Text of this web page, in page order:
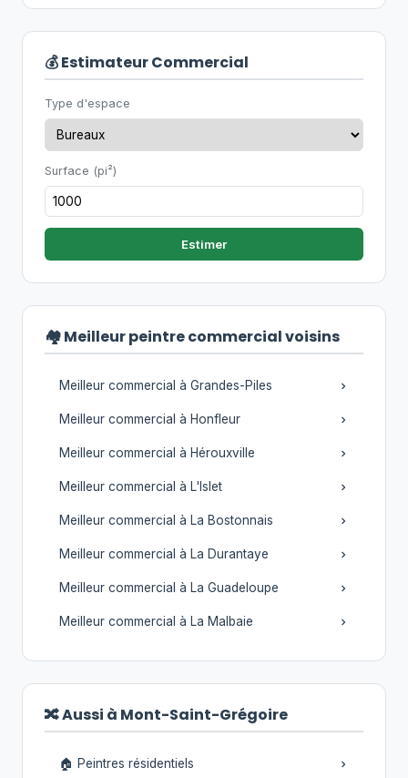
💰 Estimateur Commercial
Type d'espace
Surface (pi²)
Estimer
🏘️ Meilleur peintre commercial voisins
Meilleur commercial à Grandes-Piles
Meilleur commercial à Honfleur
Meilleur commercial à Hérouxville
Meilleur commercial à L'Islet
Meilleur commercial à La Bostonnais
Meilleur commercial à La Durantaye
Meilleur commercial à La Guadeloupe
Meilleur commercial à La Malbaie
🔀 Aussi à Mont-Saint-Grégoire
🏠 Peintres résidentiels